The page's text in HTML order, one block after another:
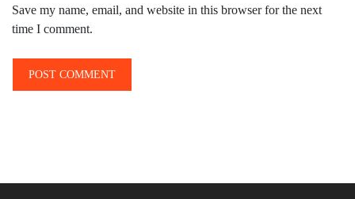
Save my name, email, and website in this browser for the next
time I comment.